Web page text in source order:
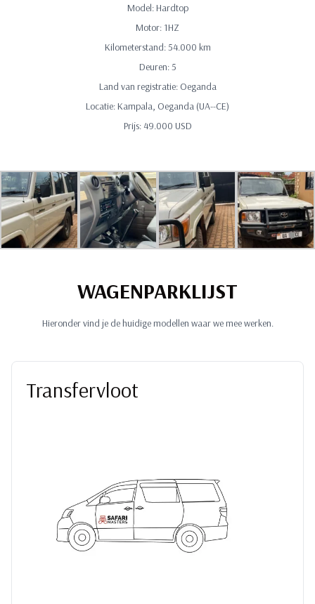
Model: Hardtop
Motor: 1HZ
Kilometerstand: 54.000 km
Deuren: 5
Land van registratie: Oeganda
Locatie: Kampala, Oeganda (UA--CE)
Prijs: 49.000 USD
WAGENPARKLIJST
Hieronder vind je de huidige modellen waar we mee werken.
Transfervloot